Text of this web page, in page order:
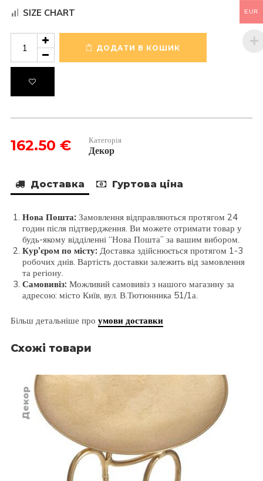
SIZE CHART
Живопис
TELA
FLOWER
CM
кількість
ДОДАТИ В КОШИК
162.50 € Категорія
Декор
Доставка Гуртова ціна
Нова Пошта: Замовлення відправляються протягом 24
годин після підтвердження. Ви можете отримати товар у
будь-якому відділенні “Нова Пошта” за вашим вибором.
Кур’єром по місту: Доставка здійснюється протягом 1-3
робочих днів. Вартість доставки залежить від замовлення
та регіону.
Самовивіз: Можливий самовивіз з нашого магазину за
адресою: місто Київ, вул. В.Тютюнника 51/1а.
Більш детальніше про умови доставки
Схожі товари
Декор
EUR